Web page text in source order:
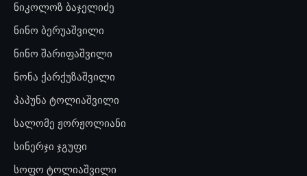
ნიკოლოზ ბაჯელიძე
ნინო ბერუაშვილი
ნინო შარიფაშვილი
ნონა ქარქუზაშვილი
პაპუნა ტოლიაშვილი
სალომე ჟორჟოლიანი
სინერჯი ჯგუფი
სოფო ტოლიაშვილი